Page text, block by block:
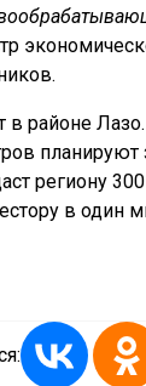
в районе
планируют
региону
в один